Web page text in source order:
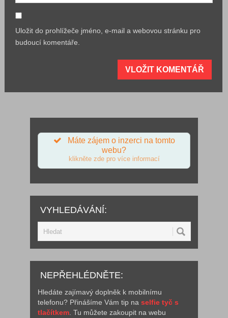
Uložit do prohlížeče jméno, e-mail a webovou stránku pro
budoucí komentáře.
Máte zájem o inzerci na tomto
webu?
klikněte zde pro více informací
VYHLEDÁVÁNÍ:
NEPŘEHLÉDNĚTE:
Hledáte zajímavý doplněk k mobilnímu
telefonu? Přinášíme Vám tip na selfie tyč s
tlačítkem. Tu můžete zakoupit na webu